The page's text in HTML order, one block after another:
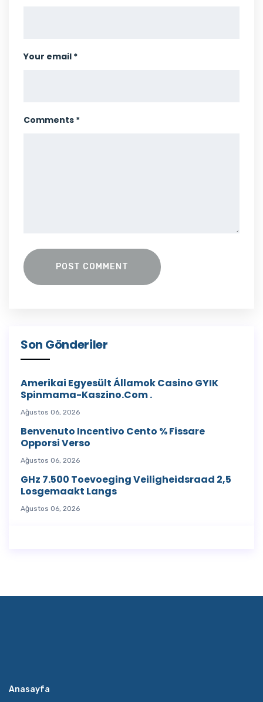
Your email *
Comments *
POST COMMENT
Son Gönderiler
Amerikai Egyesült Államok Casino GYIK
Spinmama-Kaszino.com .
Ağustos 06, 2026
Benvenuto Incentivo Cento % Fissare
Opporsi Verso
Ağustos 06, 2026
GHz 7.500 Toevoeging Veiligheidsraad 2,5
Losgemaakt Langs
Ağustos 06, 2026
Anasayfa